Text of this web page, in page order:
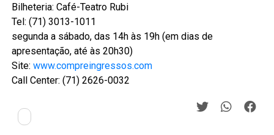
Bilheteria: Café-Teatro Rubi
Tel: (71) 3013-1011
segunda a sábado, das 14h às 19h (em dias de
apresentação, até às 20h30)
Site:www.compreingressos.com
Call Center: (71) 2626-0032